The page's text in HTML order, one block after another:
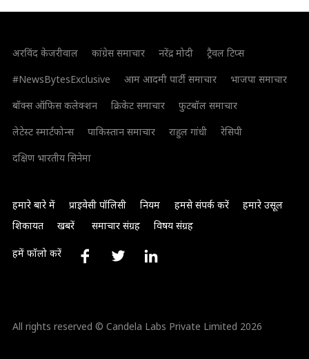
अरविंद केजरीवाल कांग्रेस समाचार नरेंद्र मोदी
ट्रैवल टिप्स
#NewsBytesExclusive
आम आदमी पार्टी समाचार
भाजपा समाचार
बॉक्स ऑफिस कलेक्शन
क्रिकेट समाचार
फुटबॉल समाचार
लेटेस्ट स्मार्टफोन्स
पाकिस्तान समाचार राहुल गांधी
रेसिपी
दक्षिण भारतीय सिनेमा
हमारे बारे में प्राइवेसी पॉलिसी नियम हमसे संपर्क करें
हमारे उसूल
शिकायत
खबरें समाचार संग्रह विषय संग्रह
हमें फॉलो करें
All rights reserved © Candela Labs Private Limited 2026